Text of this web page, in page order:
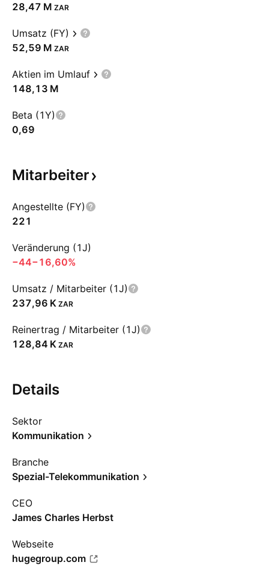
‪28,47 M‬ ZAR
Umsatz (FY)
‪52,59 M‬ ZAR
Aktien im Umlauf
‪148,13 M‬
Beta (1Y)
0,69
Mitarbeiter
Angestellte (FY)
221
Veränderung (1J)
−44−16,60%
Umsatz / Mitarbeiter (1J)
‪237,96 K‬ ZAR
Reinertrag / Mitarbeiter (1J)
‪128,84 K‬ ZAR
Details
Sektor
Kommunikation
Branche
Spezial-Telekommunikation
CEO
James Charles Herbst
Webseite
hugegroup.com